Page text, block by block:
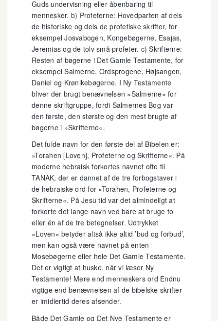
Guds undervisning eller åbenbaring til
mennesker. b) Profeterne: Hovedparten af dels
de historiske og dels de profetiske skrifter, for
eksempel Josvabogen, Kongebøgerne, Esajas,
Jeremias og de tolv små profeter. c) Skrifterne:
Resten af bøgerne i Det Gamle Testamente, for
eksempel Salmerne, Ordsprogene, Højsangen,
Daniel og Krønikebøgerne. I Ny Testamente
bliver der brugt benævnelsen »Salmerne« for
denne skriftgruppe, fordi Salmernes Bog var
den første, den største og den mest brugte af
bøgerne i »Skrifterne«.
Det fulde navn for den første del af Bibelen er:
»Torahen [Loven], Profeterne og Skrifterne«. På
moderne hebraisk forkortes navnet ofte til
TANAK, der er dannet af de tre forbogstaver i
de hebraiske ord for »Torahen, Profeterne og
Skrifterne«. På Jesu tid var det almindeligt at
forkorte det lange navn ved bare at bruge to
eller én af de tre betegnelser. Udtrykket
»Loven« betyder altså ikke altid ’bud og forbud’,
men kan også være navnet på enten
Mosebøgerne eller hele Det Gamle Testamente.
Det er vigtigt at huske, når vi læser Ny
Testamente! Mere end menneskers ord Endnu
vigtige end benævnelsen af de bibelske skrifter
er imidlertid deres afsender.
Både Det Gamle og Det Nye Testamente er